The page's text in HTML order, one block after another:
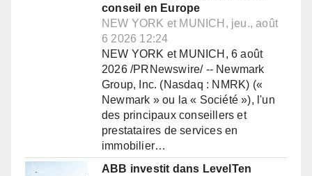
conseil en Europe
NEW YORK et MUNICH, jeu., août
6 2026 12:24
NEW YORK et MUNICH, 6 août
2026 /PRNewswire/ -- Newmark
Group, Inc. (Nasdaq : NMRK) («
Newmark » ou la « Société »), l'un
des principaux conseillers et
prestataires de services en
immobilier…
ABB investit dans LevelTen